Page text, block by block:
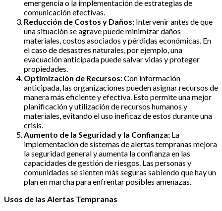
emergencia o la implementación de estrategias de
comunicación efectivas.
Reducción de Costos y Daños: Intervenir antes de que
una situación se agrave puede minimizar daños
materiales, costos asociados y pérdidas económicas. En
el caso de desastres naturales, por ejemplo, una
evacuación anticipada puede salvar vidas y proteger
propiedades.
Optimización de Recursos:Con información
anticipada, las organizaciones pueden asignar recursos de
manera más eficiente y efectiva. Esto permite una mejor
planificación y utilización de recursos humanos y
materiales, evitando el uso ineficaz de estos durante una
crisis.
Aumento de la Seguridad y la Confianza: La
implementación de sistemas de alertas tempranas mejora
la seguridad general y aumenta la confianza en las
capacidades de gestión de riesgos. Las personas y
comunidades se sienten más seguras sabiendo que hay un
plan en marcha para enfrentar posibles amenazas.
Usos de las Alertas Tempranas